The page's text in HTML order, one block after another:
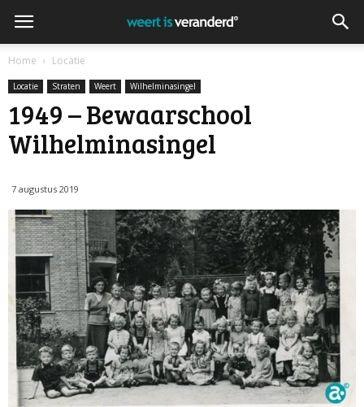
Home Locatie
Locatie Straten Weert Wilhelminasingel
1949 – Bewaarschool
Wilhelminasingel
7 augustus 2019